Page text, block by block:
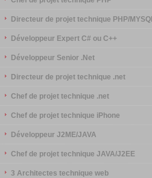
Directeur de projet technique PHP/MYSQL
Développeur Expert C# ou C++
Développeur Senior .Net
Directeur de projet technique .net
Chef de projet technique .net
Chef de projet technique iPhone
Développeur J2ME/JAVA
Chef de projet technique JAVA/J2EE
3 Architectes technique web